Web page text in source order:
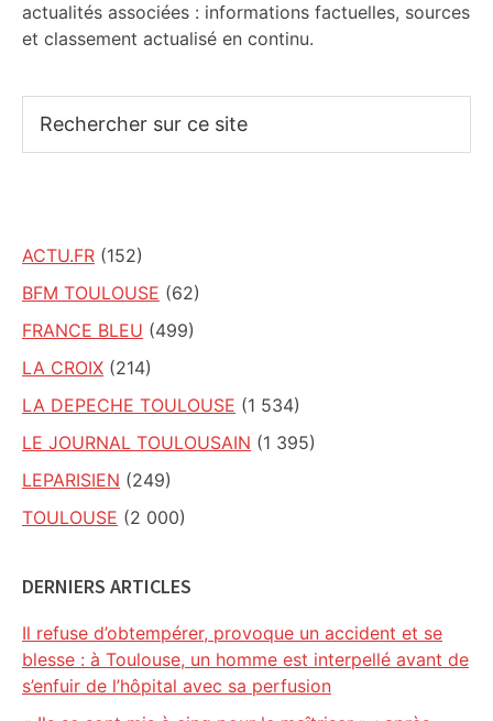
actualités associées : informations factuelles, sources
et classement actualisé en continu.
sur
ACTU.FR (152)
BFM TOULOUSE (62)
FRANCE BLEU (499)
LA CROIX (214)
LA DEPECHE TOULOUSE (1 534)
LE JOURNAL TOULOUSAIN (1 395)
LEPARISIEN (249)
TOULOUSE (2 000)
DERNIERS ARTICLES
Il refuse d’obtempérer, provoque un accident et se
blesse : à Toulouse, un homme est interpellé avant de
s’enfuir de l’hôpital avec sa perfusion